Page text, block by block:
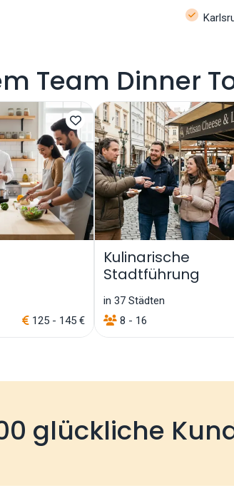
Team Dinner
125 - 145 €
Kulinarische
Stadtführung
in 37 Städten
8 - 16
glückliche